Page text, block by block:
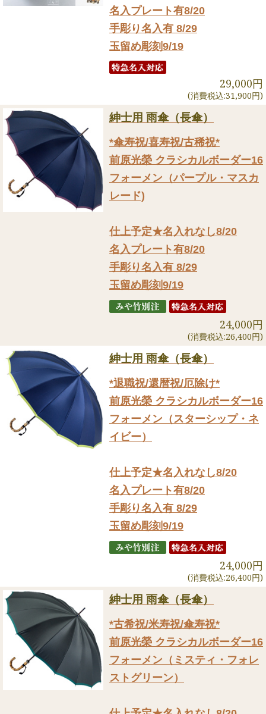
名入プレート有8/20
手彫り名入有 8/29
玉留め彫刻9/19
29,000円
(消費税込:31,900円)
紳士用 雨傘（長傘）
*傘寿祝/喜寿祝/古稀祝*
前原光榮 クラシカルボーダー16
フォーメン（パープル・マスカ
レード)
仕上予定★名入れなし8/20
名入プレート有8/20
手彫り名入有 8/29
玉留め彫刻9/19
24,000円
(消費税込:26,400円)
紳士用 雨傘（長傘）
*退職祝/還暦祝/厄除け*
前原光榮 クラシカルボーダー16
フォーメン（スターシップ・ネ
イビー）
仕上予定★名入れなし8/20
名入プレート有8/20
手彫り名入有 8/29
玉留め彫刻9/19
24,000円
(消費税込:26,400円)
紳士用 雨傘（長傘）
*古希祝/米寿祝/傘寿祝*
前原光榮 クラシカルボーダー16
フォーメン（ミスティ・フォレ
ストグリーン）